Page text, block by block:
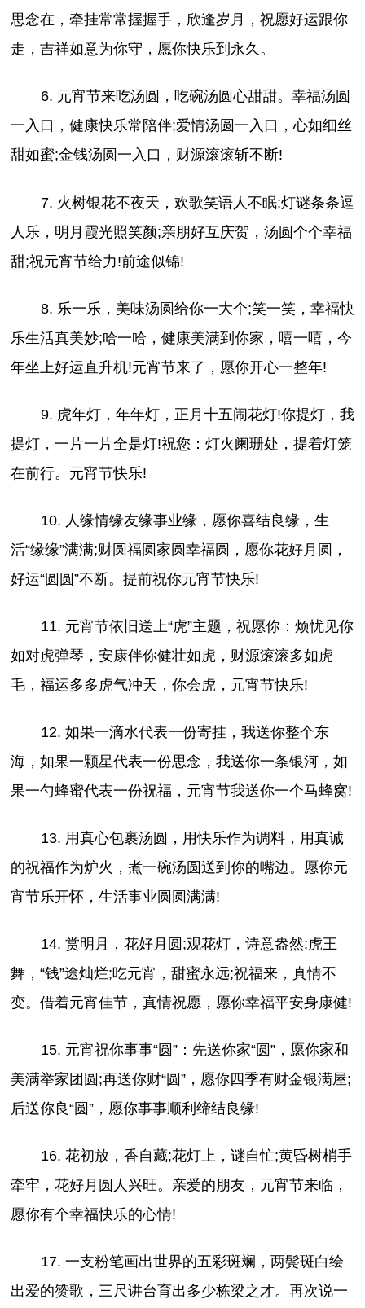
思念在，牵挂常常握握手，欣逢岁月，祝愿好运跟你
走，吉祥如意为你守，愿你快乐到永久。
6. 元宵节来吃汤圆，吃碗汤圆心甜甜。幸福汤圆
一入口，健康快乐常陪伴;爱情汤圆一入口，心如细丝
甜如蜜;金钱汤圆一入口，财源滚滚斩不断!
7. 火树银花不夜天，欢歌笑语人不眠;灯谜条条逗
人乐，明月霞光照笑颜;亲朋好互庆贺，汤圆个个幸福
甜;祝元宵节给力!前途似锦!
8. 乐一乐，美味汤圆给你一大个;笑一笑，幸福快
乐生活真美妙;哈一哈，健康美满到你家，嘻一嘻，今
年坐上好运直升机!元宵节来了，愿你开心一整年!
9. 虎年灯，年年灯，正月十五闹花灯!你提灯，我
提灯，一片一片全是灯!祝您：灯火阑珊处，提着灯笼
在前行。元宵节快乐!
10. 人缘情缘友缘事业缘，愿你喜结良缘，生
活“缘缘”满满;财圆福圆家圆幸福圆，愿你花好月圆，
好运“圆圆”不断。提前祝你元宵节快乐!
11. 元宵节依旧送上“虎”主题，祝愿你：烦忧见你
如对虎弹琴，安康伴你健壮如虎，财源滚滚多如虎
毛，福运多多虎气冲天，你会虎，元宵节快乐!
12. 如果一滴水代表一份寄挂，我送你整个东
海，如果一颗星代表一份思念，我送你一条银河，如
果一勺蜂蜜代表一份祝福，元宵节我送你一个马蜂窝!
13. 用真心包裹汤圆，用快乐作为调料，用真诚
的祝福作为炉火，煮一碗汤圆送到你的嘴边。愿你元
宵节乐开怀，生活事业圆圆满满!
14. 赏明月，花好月圆;观花灯，诗意盎然;虎王
舞，“钱”途灿烂;吃元宵，甜蜜永远;祝福来，真情不
变。借着元宵佳节，真情祝愿，愿你幸福平安身康健!
15. 元宵祝你事事“圆”：先送你家“圆”，愿你家和
美满举家团圆;再送你财“圆”，愿你四季有财金银满屋;
后送你良“圆”，愿你事事顺利缔结良缘!
16. 花初放，香自藏;花灯上，谜自忙;黄昏树梢手
牵牢，花好月圆人兴旺。亲爱的朋友，元宵节来临，
愿你有个幸福快乐的心情!
17. 一支粉笔画出世界的五彩斑斓，两鬓斑白绘
出爱的赞歌，三尺讲台育出多少栋梁之才。再次说一